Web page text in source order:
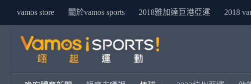
vamos store 關於vamos sports 2018雅加達巨港亞運 2018